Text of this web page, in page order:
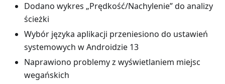
Dodano wykres „Prędkość/Nachylenie” do analizy
ścieżki
Wybór języka aplikacji przeniesiono do ustawień
systemowych w Androidzie 13
Naprawiono problemy z wyświetlaniem miejsc
wegańskich